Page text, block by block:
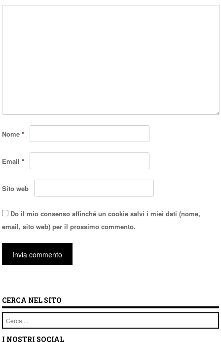
Nome*
Email*
Sito web
Do il mio consenso affinché un cookie salvi i miei dati (nome,
email, sito web) per il prossimo commento.
CERCA NEL SITO
Cerca
I NOSTRI SOCIAL